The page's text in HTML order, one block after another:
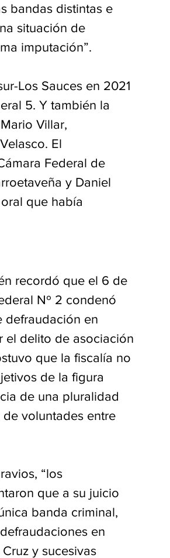
bandas distintas e
situación de
imputación”.
Los Sauces en 2021
5. Y también la
Villar,
El
Federal de
y Daniel
que había
recordó que el 6 de
Nº 2 condenó
defraudación en
el delito de asociación
que la fiscalía no
de la figura
de una pluralidad
voluntades entre
“los
que a su juicio
banda criminal,
en
y sucesivas